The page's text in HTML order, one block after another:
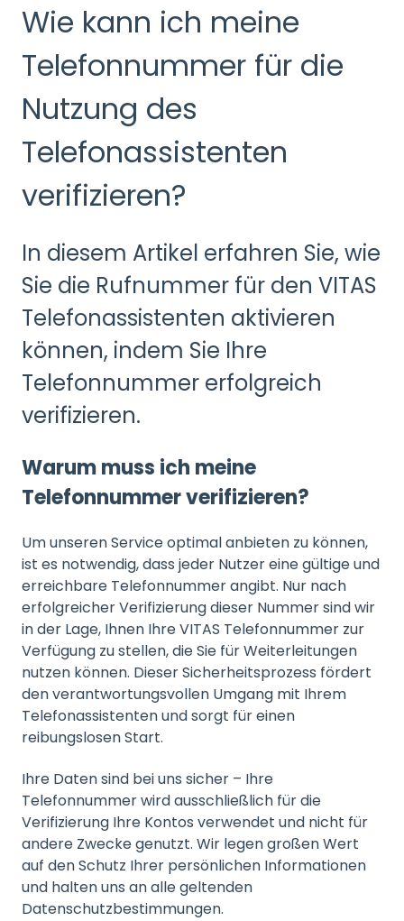
Wie kann ich meine
Telefonnummer für die
Nutzung des
Telefonassistenten
verifizieren?
In diesem Artikel erfahren Sie, wie
Sie die Rufnummer für den VITAS
Telefonassistenten aktivieren
können, indem Sie Ihre
Telefonnummer erfolgreich
verifizieren.
Warum muss ich meine
Telefonnummer verifizieren?
Um unseren Service optimal anbieten zu können,
ist es notwendig, dass jeder Nutzer eine gültige und
erreichbare Telefonnummer angibt. Nur nach
erfolgreicher Verifizierung dieser Nummer sind wir
in der Lage, Ihnen Ihre VITAS Telefonnummer zur
Verfügung zu stellen, die Sie für Weiterleitungen
nutzen können. Dieser Sicherheitsprozess fördert
den verantwortungsvollen Umgang mit Ihrem
Telefonassistenten und sorgt für einen
reibungslosen Start.
Ihre Daten sind bei uns sicher – Ihre
Telefonnummer wird ausschließlich für die
Verifizierung Ihre Kontos verwendet und nicht für
andere Zwecke genutzt. Wir legen großen Wert
auf den Schutz Ihrer persönlichen Informationen
und halten uns an alle geltenden
Datenschutzbestimmungen.